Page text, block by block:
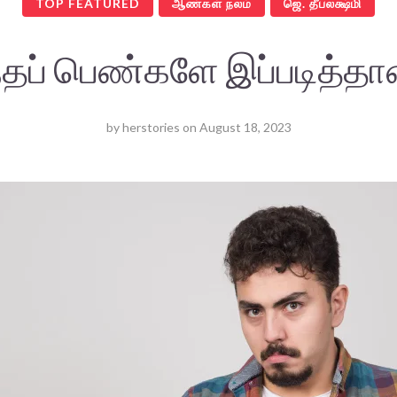
பெண்களே
byherstories on August 18, 2023